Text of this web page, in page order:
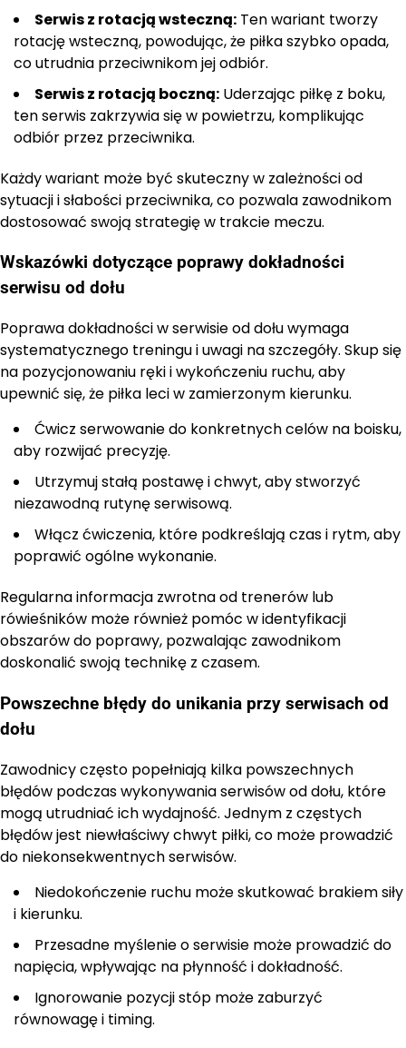
Serwis z rotacją wsteczną: Ten wariant tworzy
rotację wsteczną, powodując, że piłka szybko opada,
co utrudnia przeciwnikom jej odbiór.
Serwis z rotacją boczną: Uderzając piłkę z boku,
ten serwis zakrzywia się w powietrzu, komplikując
odbiór przez przeciwnika.
Każdy wariant może być skuteczny w zależności od
sytuacji i słabości przeciwnika, co pozwala zawodnikom
dostosować swoją strategię w trakcie meczu.
Wskazówki dotyczące poprawy dokładności
serwisu od dołu
Poprawa dokładności w serwisie od dołu wymaga
systematycznego treningu i uwagi na szczegóły. Skup się
na pozycjonowaniu ręki i wykończeniu ruchu, aby
upewnić się, że piłka leci w zamierzonym kierunku.
Ćwicz serwowanie do konkretnych celów na boisku,
aby rozwijać precyzję.
Utrzymuj stałą postawę i chwyt, aby stworzyć
niezawodną rutynę serwisową.
Włącz ćwiczenia, które podkreślają czas i rytm, aby
poprawić ogólne wykonanie.
Regularna informacja zwrotna od trenerów lub
rówieśników może również pomóc w identyfikacji
obszarów do poprawy, pozwalając zawodnikom
doskonalić swoją technikę z czasem.
Powszechne błędy do unikania przy serwisach od
dołu
Zawodnicy często popełniają kilka powszechnych
błędów podczas wykonywania serwisów od dołu, które
mogą utrudniać ich wydajność. Jednym z częstych
błędów jest niewłaściwy chwyt piłki, co może prowadzić
do niekonsekwentnych serwisów.
Niedokończenie ruchu może skutkować brakiem siły
i kierunku.
Przesadne myślenie o serwisie może prowadzić do
napięcia, wpływając na płynność i dokładność.
Ignorowanie pozycji stóp może zaburzyć
równowagę i timing.